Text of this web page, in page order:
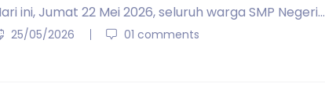
ini, Jumat 22 Mei 2026, seluruh warga SMP Negeri...
25/05/2026 01 comments